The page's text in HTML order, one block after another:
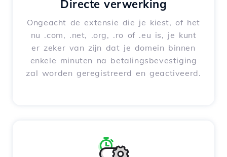
Directe verwerking
Ongeacht de extensie die je kiest, of het
nu .com, .net, .org, .ro of .eu is, je kunt
er zeker van zijn dat je domein binnen
enkele minuten na betalingsbevestiging
zal worden geregistreerd en geactiveerd.